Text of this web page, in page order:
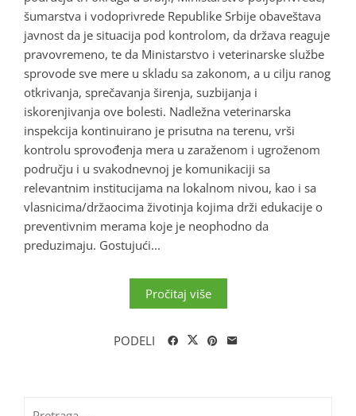
šumarstva i vodoprivrede Republike Srbije obaveštava
javnost da je situacija pod kontrolom, da država reaguje
pravovremeno, te da Ministarstvo i veterinarske službe
sprovode sve mere u skladu sa zakonom, a u cilju ranog
otkrivanja, sprečavanja širenja, suzbijanja i
iskorenjivanja ove bolesti. Nadležna veterinarska
inspekcija kontinuirano je prisutna na terenu, vrši
kontrolu sprovođenja mera u zaraženom i ugroženom
području i u svakodnevnoj je komunikaciji sa
relevantnim institucijama na lokalnom nivou, kao i sa
vlasnicima/držaocima životinja kojima drži edukacije o
preventivnim merama koje je neophodno da
preduzimaju. Gostujući...
Pročitaj više
PODELI